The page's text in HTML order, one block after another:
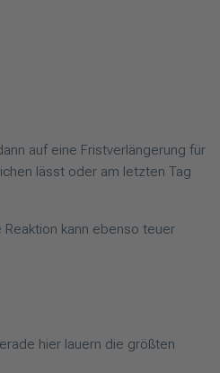
auf eine Fristverlängerung für
lässt oder am letzten Tag
kann ebenso teuer
hier lauern die größten